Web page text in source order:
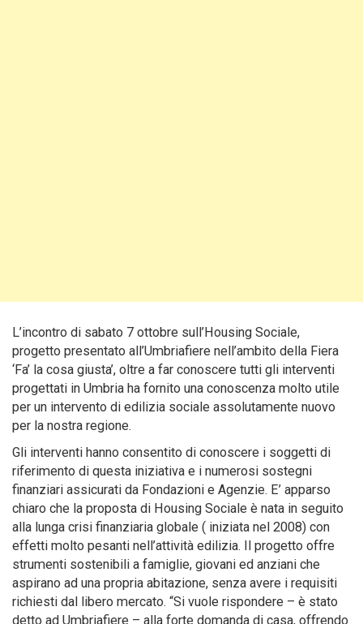
L’incontro di sabato 7 ottobre sull’Housing Sociale,
progetto presentato all’Umbriafiere nell’ambito della Fiera
‘Fa’ la cosa giusta’, oltre a far conoscere tutti gli interventi
progettati in Umbria ha fornito una conoscenza molto utile
per un intervento di edilizia sociale assolutamente nuovo
per la nostra regione.
Gli interventi hanno consentito di conoscere i soggetti di
riferimento di questa iniziativa e i numerosi sostegni
finanziari assicurati da Fondazioni e Agenzie. E’ apparso
chiaro che la proposta di Housing Sociale è nata in seguito
alla lunga crisi finanziaria globale ( iniziata nel 2008) con
effetti molto pesanti nell’attività edilizia. Il progetto offre
strumenti sostenibili a famiglie, giovani ed anziani che
aspirano ad una propria abitazione, senza avere i requisiti
richiesti dal libero mercato. “Si vuole rispondere – è stato
detto ad Umbriafiere – alla forte domanda di casa, offrendo